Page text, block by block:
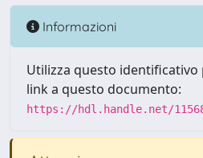
Informazioni
Utilizza questo
link a questo documento:
https://hdl.handle.net/